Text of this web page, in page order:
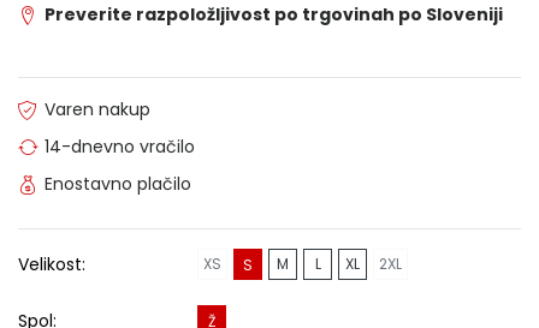
Preverite razpoložljivost po trgovinah po Sloveniji
Varen nakup
14-dnevno vračilo
Enostavno plačilo
Velikost: XS S M L XL 2XL
Spol: Ž